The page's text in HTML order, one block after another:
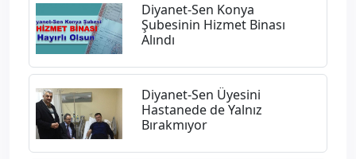
Diyanet-Sen Konya
Şubesinin Hizmet Binası
Alındı
Diyanet-Sen Üyesini
Hastanede de Yalnız
Bırakmıyor